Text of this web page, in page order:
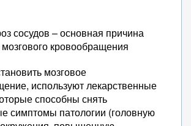
сосудов – основная причина
кровообращения
мозговое
используют лекарственные
способны снять
симптомы патологии (головную